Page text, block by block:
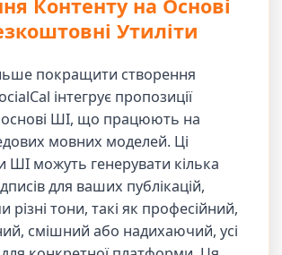
Контенту на Основі
Утиліти
покращити створення
інтегрує пропозиції
основі ШІ, що працюють на
мовних моделей. Ці
ШІ можуть генерувати кілька
для ваших публікацій,
тони, такі як професійний,
смішний або надихаючий, усі